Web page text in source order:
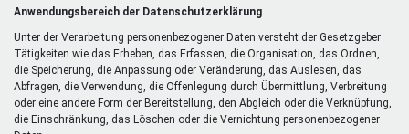
E-
Mail)
Anwendungsbereich der Datenschutzerklärung
Unter der Verarbeitung personenbezogener Daten versteht der Gesetzgeber
Tätigkeiten wie das Erheben, das Erfassen, die Organisation, das Ordnen,
die Speicherung, die Anpassung oder Veränderung, das Auslesen, das
Abfragen, die Verwendung, die Offenlegung durch Übermittlung, Verbreitung
oder eine andere Form der Bereitstellung, den Abgleich oder die Verknüpfung,
die Einschränkung, das Löschen oder die Vernichtung personenbezogener